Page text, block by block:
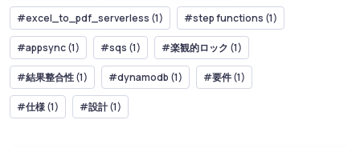
#excel_to_pdf_serverless (1) #step functions (1)
#appsync (1) #sqs (1) #楽観的ロック (1)
#結果整合性 (1) #dynamodb (1) #要件 (1)
#仕様 (1) #設計 (1)